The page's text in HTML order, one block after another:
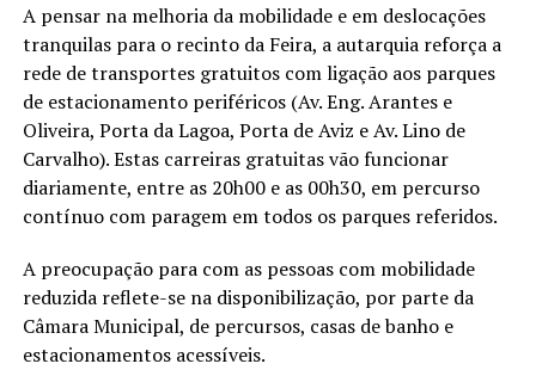
A pensar na melhoria da mobilidade e em deslocações
tranquilas para o recinto da Feira, a autarquia reforça a
rede de transportes gratuitos com ligação aos parques
de estacionamento periféricos (Av. Eng. Arantes e
Oliveira, Porta da Lagoa, Porta de Aviz e Av. Lino de
Carvalho). Estas carreiras gratuitas vão funcionar
diariamente, entre as 20h00 e as 00h30, em percurso
contínuo com paragem em todos os parques referidos.
A preocupação para com as pessoas com mobilidade
reduzida reflete-se na disponibilização, por parte da
Câmara Municipal, de percursos, casas de banho e
estacionamentos acessíveis.